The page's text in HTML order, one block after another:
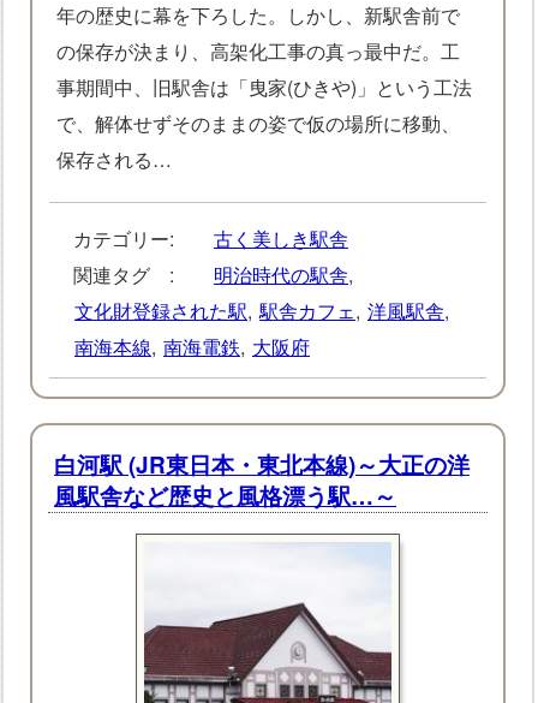
年の歴史に幕を下ろした。しかし、新駅舎前で
の保存が決まり、高架化工事の真っ最中だ。工
事期間中、旧駅舎は「曳家(ひきや)」という工法
で、解体せずそのままの姿で仮の場所に移動、
保存される…
カテゴリー:
古く美しき駅舎
関連タグ :
明治時代の駅舎,
文化財登録された駅, 駅舎カフェ, 洋風駅舎,
南海本線, 南海電鉄, 大阪府
白河駅 (JR東日本・東北本線)～大正の洋
風駅舎など歴史と風格漂う駅…～